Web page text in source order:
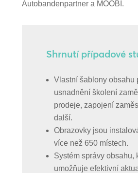
Autobandenpartner a MOOBI.
Shrnutí případové
Vlastní šablony obsahu
usnadnění školení
prodeje, zapojení
další.
Obrazovky jsou
více než 650 místech.
Systém správy obsahu,
umožňuje efektivní